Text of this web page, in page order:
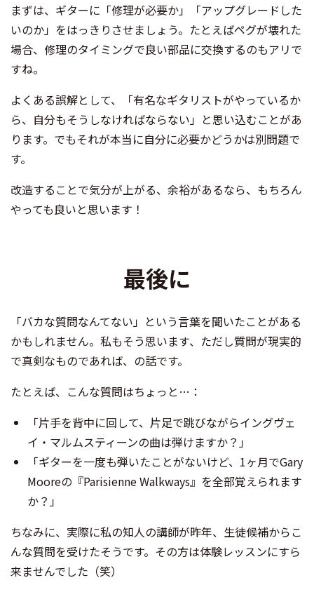
まずは、ギターに「修理が必要か」「アップグレードした
いのか」をはっきりさせましょう。たとえばペグが壊れた
場合、修理のタイミングで良い部品に交換するのもアリで
すね。
よくある誤解として、「有名なギタリストがやっているか
ら、自分もそうしなければならない」と思い込むことがあ
ります。でもそれが本当に自分に必要かどうかは別問題で
す。
改造することで気分が上がる、余裕があるなら、もちろん
やっても良いと思います！
最後に
「バカな質問なんてない」という言葉を聞いたことがある
かもしれません。私もそう思います、ただし質問が現実的
で真剣なものであれば、の話です。
たとえば、こんな質問はちょっと…：
「片手を背中に回して、片足で跳びながらイングヴェ
イ・マルムスティーンの曲は弾けますか？」
「ギターを一度も弾いたことがないけど、1ヶ月でGary
Mooreの『Parisienne Walkways』を全部覚えられます
か？」
ちなみに、実際に私の知人の講師が昨年、生徒候補からこ
んな質問を受けたそうです。その方は体験レッスンにすら
来ませんでした（笑）